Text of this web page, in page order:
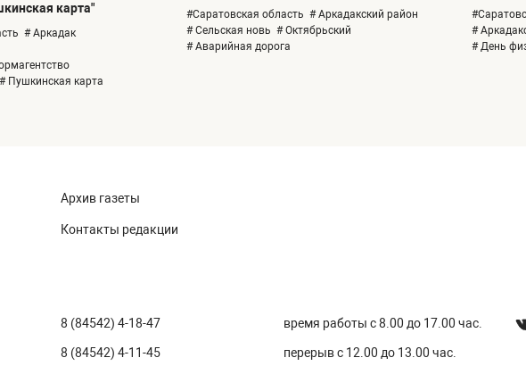
карта"
# Аркадак
# Пушкинская карта
#Саратовская область # Аркадакский район
# Сельская новь # Октябрьский
# Аварийная дорога
#
# День
Архив газеты
Контакты редакции
8 (84542) 4-18-47
8 (84542) 4-11-45
время работы с 8.00 до 17.00 час.
перерыв с 12.00 до 13.00 час.